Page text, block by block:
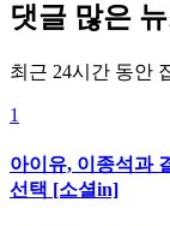
댓글 많은
최근 24시간 동안
1
아이유, 이종석과
선택 [소셜in]